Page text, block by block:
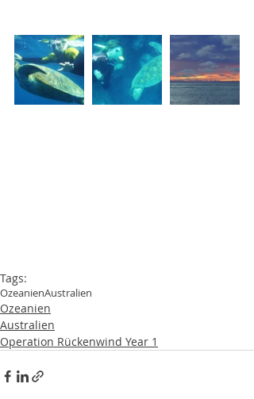
Tags:
OzeanienAustralien
Ozeanien
Australien
Operation Rückenwind Year 1